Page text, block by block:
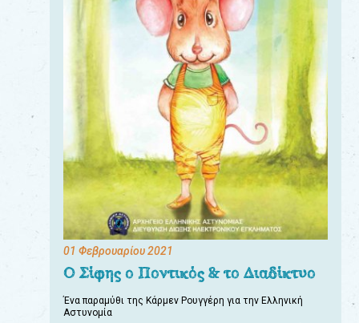
01 Φεβρουαρίου 2021
Ο Σίφης ο Ποντικός & το Διαδίκτυο
Ένα παραμύθι της Κάρμεν Ρουγγέρη για την Ελληνική
Αστυνομία